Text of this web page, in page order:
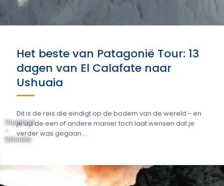
Het beste van Patagonië Tour: 13
dagen van El Calafate naar
Ushuaia
Dit is de reis die eindigt op de bodem van de wereld - en
je op de een of andere manier toch laat wensen dat je
verder was gegaan....
Vuurland
-
Ushuaia